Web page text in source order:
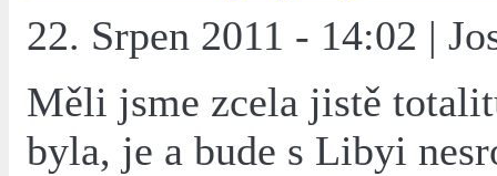
22. Srpen 2011 - 14:02 |
Měli jsme zcela jistě
byla, je a bude s Libyi